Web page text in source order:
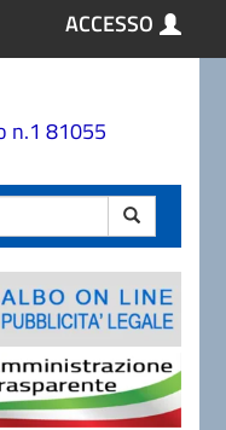
ACCESSO
n.1 81055